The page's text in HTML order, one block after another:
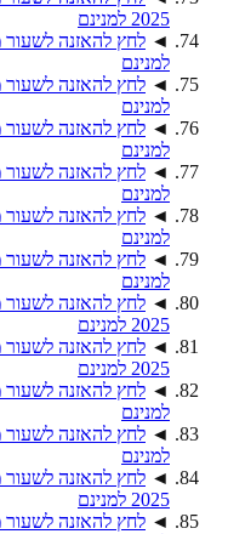
2025 למנינם
◄
למנינם
◄
למנינם
◄
למנינם
◄
למנינם
◄
למנינם
◄
למנינם
◄
2025 למנינם
◄
2025 למנינם
◄
למנינם
◄
למנינם
◄
2025 למנינם
◄